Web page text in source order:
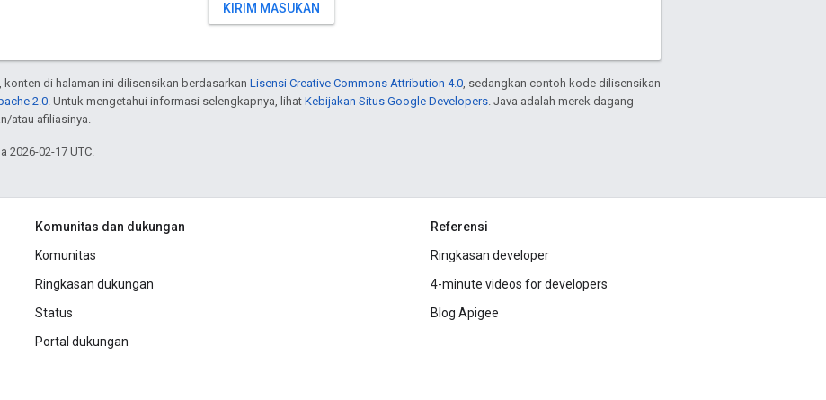
KIRIM MASUKAN
konten di halaman ini dilisensikan berdasarkan Lisensi Creative Commons Attribution 4.0, sedangkan contoh kode dilisensikan
2.0. Untuk mengetahui informasi selengkapnya, lihat Kebijakan Situs Google Developers. Java adalah merek dagang
atau afiliasinya.
2026-02-17 UTC.
Komunitas dan dukungan
Komunitas
Ringkasan dukungan
Status
Portal dukungan
Referensi
Ringkasan developer
4-minute videos for developers
Blog Apigee